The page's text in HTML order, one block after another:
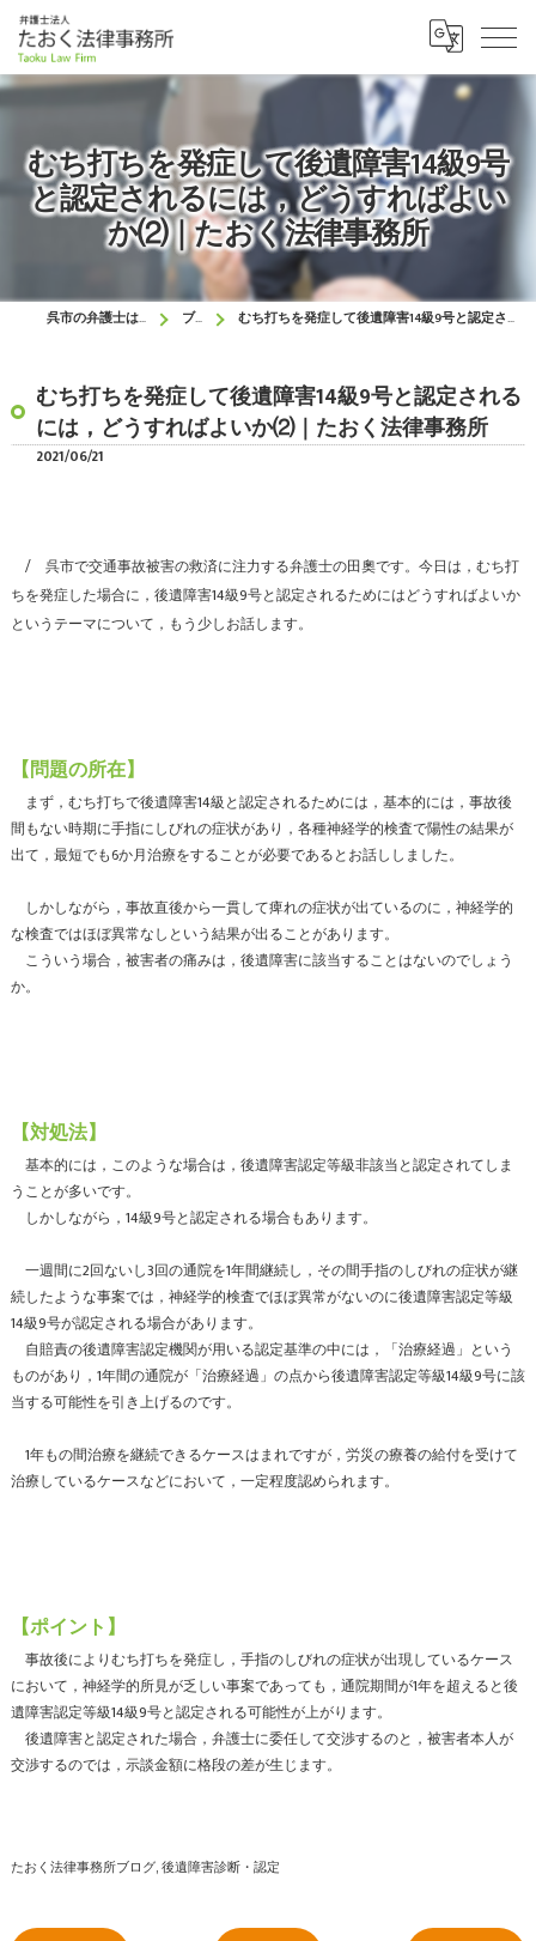
むち打ちを発症して後遺障害14級9号
と認定されるには，どうすればよい
か⑵｜たおく法律事務所
呉市の弁護士はたおく法律事務所 ブログ むち打ちを発症して後遺障害14級9号と認定されるには，どうすればよいか⑵｜たおく法律事務所
むち打ちを発症して後遺障害14級9号と認定される
には，どうすればよいか⑵｜たおく法律事務所
2021/06/21
呉市で交通事故被害の救済に注力する弁護士の田奧です。今日は，むち打
ちを発症した場合に，後遺障害14級9号と認定されるためにはどうすればよいか
というテーマについて，もう少しお話します。
【問題の所在】
まず，むち打ちで後遺障害14級と認定されるためには，基本的には，事故後
間もない時期に手指にしびれの症状があり，各種神経学的検査で陽性の結果が
出て，最短でも6か月治療をすることが必要であるとお話ししました。
しかしながら，事故直後から一貫して痺れの症状が出ているのに，神経学的
な検査ではほぼ異常なしという結果が出ることがあります。
こういう場合，被害者の痛みは，後遺障害に該当することはないのでしょう
か。
【対処法】
基本的には，このような場合は，後遺障害認定等級非該当と認定されてしま
うことが多いです。
しかしながら，14級9号と認定される場合もあります。
一週間に2回ないし3回の通院を1年間継続し，その間手指のしびれの症状が継
続したような事案では，神経学的検査でほぼ異常がないのに後遺障害認定等級
14級9号が認定される場合があります。
自賠責の後遺障害認定機関が用いる認定基準の中には，「治療経過」という
ものがあり，1年間の通院が「治療経過」の点から後遺障害認定等級14級9号に該
当する可能性を引き上げるのです。
1年もの間治療を継続できるケースはまれですが，労災の療養の給付を受けて
治療しているケースなどにおいて，一定程度認められます。
【ポイント】
事故後によりむち打ちを発症し，手指のしびれの症状が出現しているケース
において，神経学的所見が乏しい事案であっても，通院期間が1年を超えると後
遺障害認定等級14級9号と認定される可能性が上がります。
後遺障害と認定された場合，弁護士に委任して交渉するのと，被害者本人が
交渉するのでは，示談金額に格段の差が生じます。
たおく法律事務所ブログ 後遺障害診断・認定